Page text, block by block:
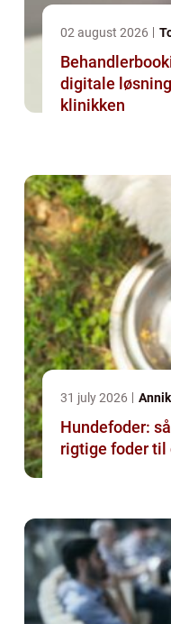
02 august 2026
digitale
klinikken
31 july 2026
Hundefoder:
rigtige foder til